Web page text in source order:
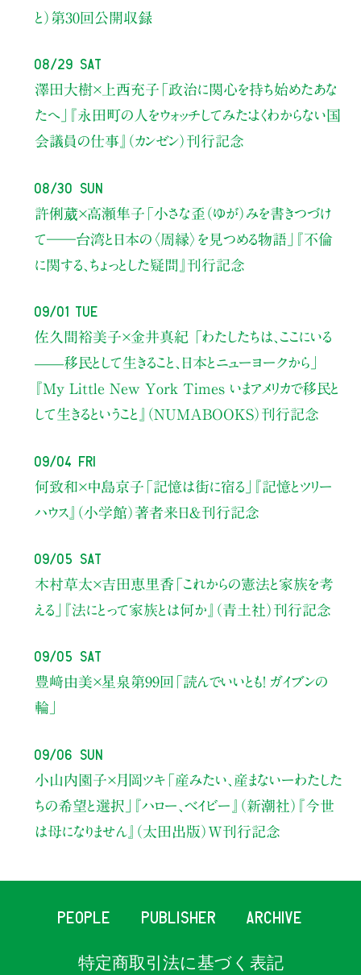
と） 第30回公開収録
08/29 Sat
澤田大樹×上西充子 「政治に関心を持ち始めたあな
たへ」
『永田町の人をウォッチしてみた：よくわからない国
会議員の仕事』（カンゼン）刊行記念
08/30 Sun
許俐葳×高瀬隼子 「小さな歪（ゆが）みを書きつづけ
て――台湾と日本の〈周縁〉を見つめる物語」
『不倫
に関する、ちょっとした疑問』刊行記念
09/01 Tue
佐久間裕美子×金井真紀 「わたしたちは、ここにいる
——移民として生きること、日本とニューヨークから」
『My Little New York Times いまアメリカで移民と
して生きるということ』（NUMABOOKS）刊行記念
09/04 Fri
何致和×中島京子 「記憶は街に宿る」
『記憶とツリー
ハウス』（小学館）著者来日＆刊行記念
09/05 Sat
木村草太×吉田恵里香 「これからの憲法と家族を考
える」
『法にとって家族とは何か』（青土社）刊行記念
09/05 Sat
豊﨑由美×星泉 第99回「読んでいいとも！ ガイブンの
輪」
09/06 Sun
小山内園子×月岡ツキ 「産みたい、産まないーわたした
ちの希望と選択」
『ハロー、ベイビー』（新潮社） 『今世
は母になりません』（太田出版）W刊行記念
PEOPLE PUBLISHER ARCHIVE
特定商取引法に基づく表記